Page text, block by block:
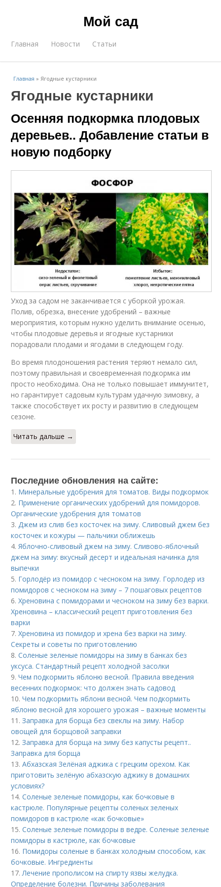
Мой сад
Главная Новости Статьи
Главная »Ягодные кустарники
Ягодные кустарники
Осенняя подкормка плодовых
деревьев.. Добавление статьи в
новую подборку
Уход за садом не заканчивается с уборкой урожая.
Полив, обрезка, внесение удобрений – важные
мероприятия, которым нужно уделить внимание осенью,
чтобы плодовые деревья и ягодные кустарники
порадовали плодами и ягодами в следующем году.
Во время плодоношения растения теряют немало сил,
поэтому правильная и своевременная подкормка им
просто необходима. Она не только повышает иммунитет,
но гарантирует садовым культурам удачную зимовку, а
также способствует их росту и развитию в следующем
сезоне.
Читать дальше →
Последние обновления на сайте:
1. Минеральные удобрения для томатов. Виды подкормок
2. Применение органических удобрений для помидоров.
Органические удобрения для томатов
3. Джем из слив без косточек на зиму. Сливовый джем без
косточек и кожуры — пальчики оближешь
4. Яблочно-сливовый джем на зиму. Сливово-яблочный
джем на зиму: вкусный десерт и идеальная начинка для
выпечки
5. Горлодёр из помидор с чесноком на зиму. Горлодер из
помидоров с чесноком на зиму – 7 пошаговых рецептов
6.Хреновина с помидорами и чесноком на зиму без варки.
Хреновина – классический рецепт приготовления без
варки
7.Хреновина из помидор и хрена без варки на зиму.
Секреты и советы по приготовлению
8.Соленые зеленые помидоры на зиму в банках без
уксуса. Стандартный рецепт холодной засолки
9.Чем подкормить яблоню весной. Правила введения
весенних подкормок: что должен знать садовод
10.Чем подкормить яблони весной. Чем подкормить
яблоню весной для хорошего урожая – важные моменты
11.Заправка для борща без свеклы на зиму. Набор
овощей для борщовой заправки
12.Заправка для борща на зиму без капусты рецепт..
Заправка для борща
13.Абхазская Зелёная аджика с грецким орехом. Как
приготовить зелёную абхазскую аджику в домашних
условиях?
14.Соленые зеленые помидоры, как бочковые в
кастрюле. Популярные рецепты соленых зеленых
помидоров в кастрюле «как бочковые»
15.Соленые зеленые помидоры в ведре. Соленые зеленые
помидоры в кастрюле, как бочковые
16. Помидоры соленые в банках холодным способом, как
бочковые. Ингредиенты
17. Лечение прополисом на спирту язвы желудка.
Определение болезни. Причины заболевания